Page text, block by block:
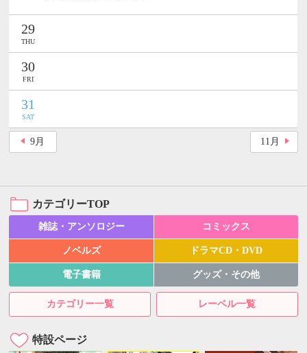
29
THU
30
FRI
31
SAT
9月 11 月
カテゴリーTOP
雑誌・アンソロジー コミックス
ノベルズ ドラマCD・DVD
電子書籍 グッズ・その他
カテゴリー一覧 レーベル一覧
特設ページ